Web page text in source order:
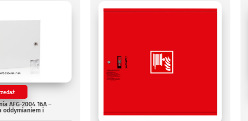
AFG-2004 16A –
i